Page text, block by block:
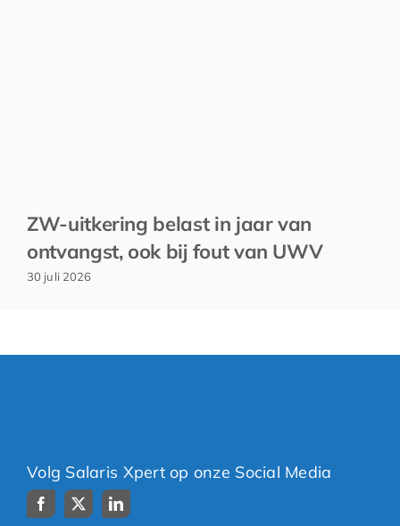
ZW-uitkering belast in jaar van
ontvangst, ook bij fout van UWV
30 juli 2026
Volg Salaris Xpert op onze Social Media